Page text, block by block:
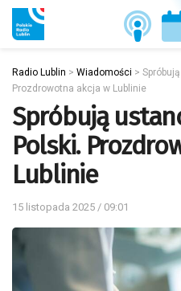
Radio Lublin > Wiadomości >
Prozdrowotna akcja w Lublinie
Spróbują
Polski.
Lublinie
15 listopada 2025 / 09:01